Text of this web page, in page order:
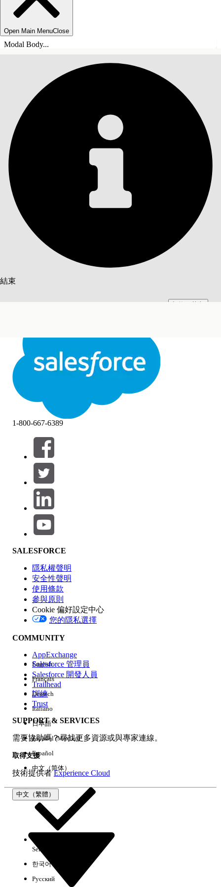
Open Main MenuClose
Modal Body...
結束
結束
目錄
篩選器 (0)
選取篩選
產品區域
功能影響
版本
經驗
1-800-667-6389
SALESFORCE
隱私權聲明
安全性聲明
使用條款
參與原則
Cookie 偏好設定中心
您的隱私選擇
COMMUNITY
AppExchange
Salesforce 管理員
Salesforce 開發人員
Trailhead
訓練
Trust
SUPPORT & SERVICES
需要協助嗎？尋找更多資源或與專家連線。
取得支援
技術提供者Experience Cloud
中文（繁體）
English
Français
Deutsch
Italiano
日本語
Español (México)
Español
中文（简体）
Select Org
한국어
Русский